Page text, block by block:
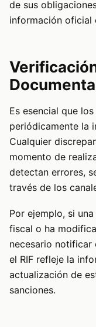
de sus
información oficial
Es esencial que
periódicamente la
Cualquier
momento de
detectan errores,
través de los
Por ejemplo, si
fiscal o ha
necesario notificar
el RIF refleje la
actualización de
sanciones.